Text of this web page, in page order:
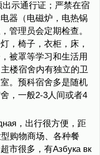
示通行证；严禁在宿
器（电磁炉，电热锅
管理员会定期检查。
，椅子，衣柜，床，
被罩等学习和生活用
楼宿舍内有独立的卫
。预科宿舍多是随机
，一般2-3人间或者4
，出行很方便，距
购物商场、各种餐
市很多，有Азбука вк